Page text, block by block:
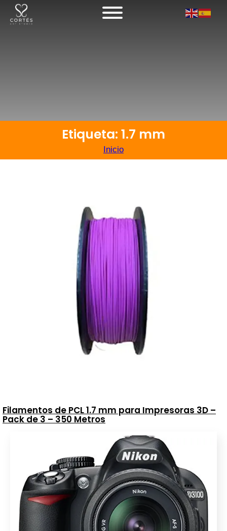
Etiqueta: 1.7 mm
Inicio
Filamentos de PCL 1.7 mm para Impresoras 3D –
Pack de 3 – 350 Metros